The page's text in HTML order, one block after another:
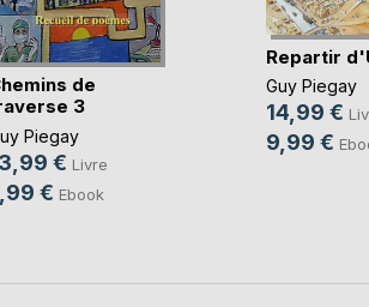
de
3
Piegay
€ Livre
€ Ebook
Repartir
Guy Piegay
14,99 €
9,99 €